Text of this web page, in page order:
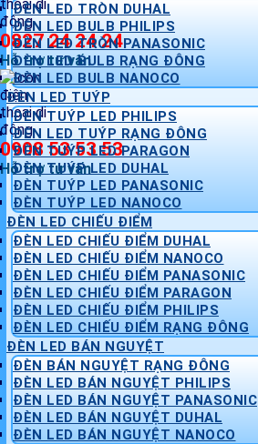
0827 24 24 24
Hỗ trợ tư vấn
0908 53 53 53
Hỗ trợ tư vấn
ĐÈN LED TRÒN DUHAL
ĐÈN LED BULB PHILIPS
ĐÈN LED TRÒN PANASONIC
ĐÈN LED BULB RẠNG ĐÔNG
ĐÈN LED BULB NANOCO
ĐÈN LED TUÝP
ĐÈN TUÝP LED PHILIPS
ĐÈN LED TUÝP RẠNG ĐÔNG
ĐÈN TUÝP LED PARAGON
ĐÈN TUÝP LED DUHAL
ĐÈN TUÝP LED PANASONIC
ĐÈN TUÝP LED NANOCO
ĐÈN LED CHIẾU ĐIỂM
ĐÈN LED CHIẾU ĐIỂM DUHAL
ĐÈN LED CHIẾU ĐIỂM NANOCO
ĐÈN LED CHIẾU ĐIỂM PANASONIC
ĐÈN LED CHIẾU ĐIỂM PARAGON
ĐÈN LED CHIẾU ĐIỂM PHILIPS
ĐÈN LED CHIẾU ĐIỂM RẠNG ĐÔNG
ĐÈN LED BÁN NGUYỆT
ĐÈN BÁN NGUYỆT RẠNG ĐÔNG
ĐÈN LED BÁN NGUYỆT PHILIPS
ĐÈN LED BÁN NGUYỆT PANASONIC
ĐÈN LED BÁN NGUYỆT DUHAL
ĐÈN LED BÁN NGUYỆT NANOCO